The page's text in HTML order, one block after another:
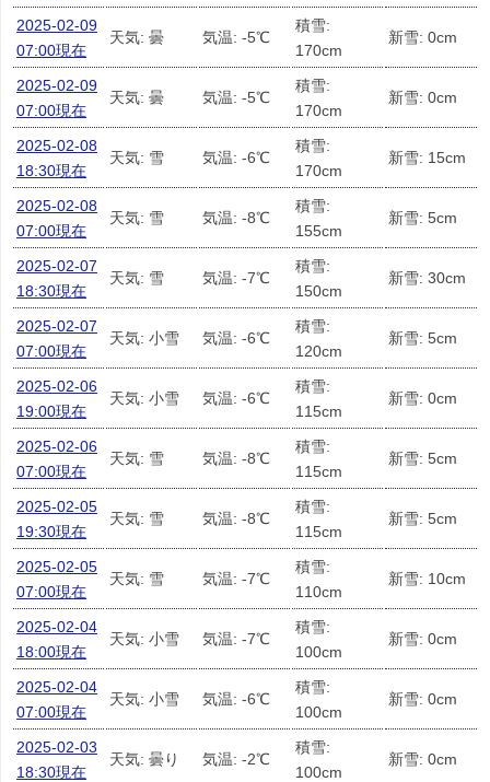
2025-02-09
07:00現在
天気: 曇 気温: -5℃
積雪:
170cm
新雪: 0cm
2025-02-09
07:00現在
天気: 曇 気温: -5℃
積雪:
170cm
新雪: 0cm
2025-02-08
18:30現在
天気: 雪 気温: -6℃
積雪:
170cm
新雪: 15cm
2025-02-08
07:00現在
天気: 雪 気温: -8℃
積雪:
155cm
新雪: 5cm
2025-02-07
18:30現在
天気: 雪 気温: -7℃
積雪:
150cm
新雪: 30cm
2025-02-07
07:00現在
天気: 小雪 気温: -6℃
積雪:
120cm
新雪: 5cm
2025-02-06
19:00現在
天気: 小雪 気温: -6℃
積雪:
115cm
新雪: 0cm
2025-02-06
07:00現在
天気: 雪 気温: -8℃
積雪:
115cm
新雪: 5cm
2025-02-05
19:30現在
天気: 雪 気温: -8℃
積雪:
115cm
新雪: 5cm
2025-02-05
07:00現在
天気: 雪 気温: -7℃
積雪:
110cm
新雪: 10cm
2025-02-04
18:00現在
天気: 小雪 気温: -7℃
積雪:
100cm
新雪: 0cm
2025-02-04
07:00現在
天気: 小雪 気温: -6℃
積雪:
100cm
新雪: 0cm
2025-02-03
18:30現在
天気: 曇り 気温: -2℃
積雪:
100cm
新雪: 0cm